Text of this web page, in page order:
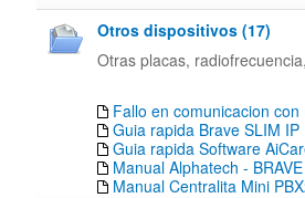
Otros dispositivos (17)
Otras placas,
Fallo en comunicacion
Guia rapida Brave SLIM IP
Guia rapida Software
Manual Alphatech -
Manual Centralita Mini